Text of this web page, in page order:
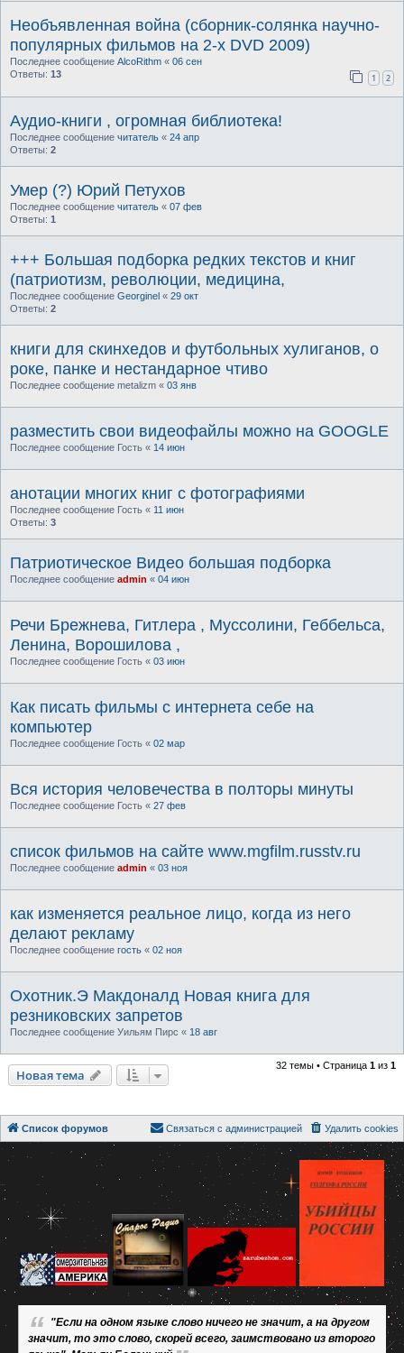
Необъявленная война (сборник-солянка научно-
популярных фильмов на 2-х DVD 2009)
Последнее сообщение AlcoRithm « 06 сен
Ответы: 13 1 2
Аудио-книги , огромная библиотека!
Последнее сообщение читатель « 24 апр
Ответы: 2
Умер (?) Юрий Петухов
Последнее сообщение читатель « 07 фев
Ответы: 1
+++ Большая подборка редких текстов и книг
(патриотизм, революции, медицина,
Последнее сообщение Georginel « 29 окт
Ответы: 2
книги для скинхедов и футбольных хулиганов, о
роке, панке и нестандарное чтиво
Последнее сообщение metalizm « 03 янв
разместить свои видеофайлы можно на GOOGLE
Последнее сообщение Гость « 14 июн
анотации многих книг с фотографиями
Последнее сообщение Гость « 11 июн
Ответы: 3
Патриотическое Видео большая подборка
Последнее сообщение admin « 04 июн
Речи Брежнева, Гитлера , Муссолини, Геббельса,
Ленина, Ворошилова ,
Последнее сообщение Гость « 03 июн
Как писать фильмы с интернета себе на
компьютер
Последнее сообщение Гость « 02 мар
Вся история человечества в полторы минуты
Последнее сообщение Гость « 27 фев
список фильмов на сайте www.mgfilm.russtv.ru
Последнее сообщение admin « 03 ноя
как изменяется реальное лицо, когда из него
делают рекламу
Последнее сообщение гость « 02 ноя
Охотник.Э Макдоналд Новая книга для
резниковских запретов
Последнее сообщение Уильям Пирс « 18 авг
Новая тема
32 темы • Страница 1 из 1
Список форумов Удалить cookies
Связаться с администрацией
"Если на одном языке слово ничего не значит, а на другом
значит, то это слово, скорей всего, заимствовано из второго